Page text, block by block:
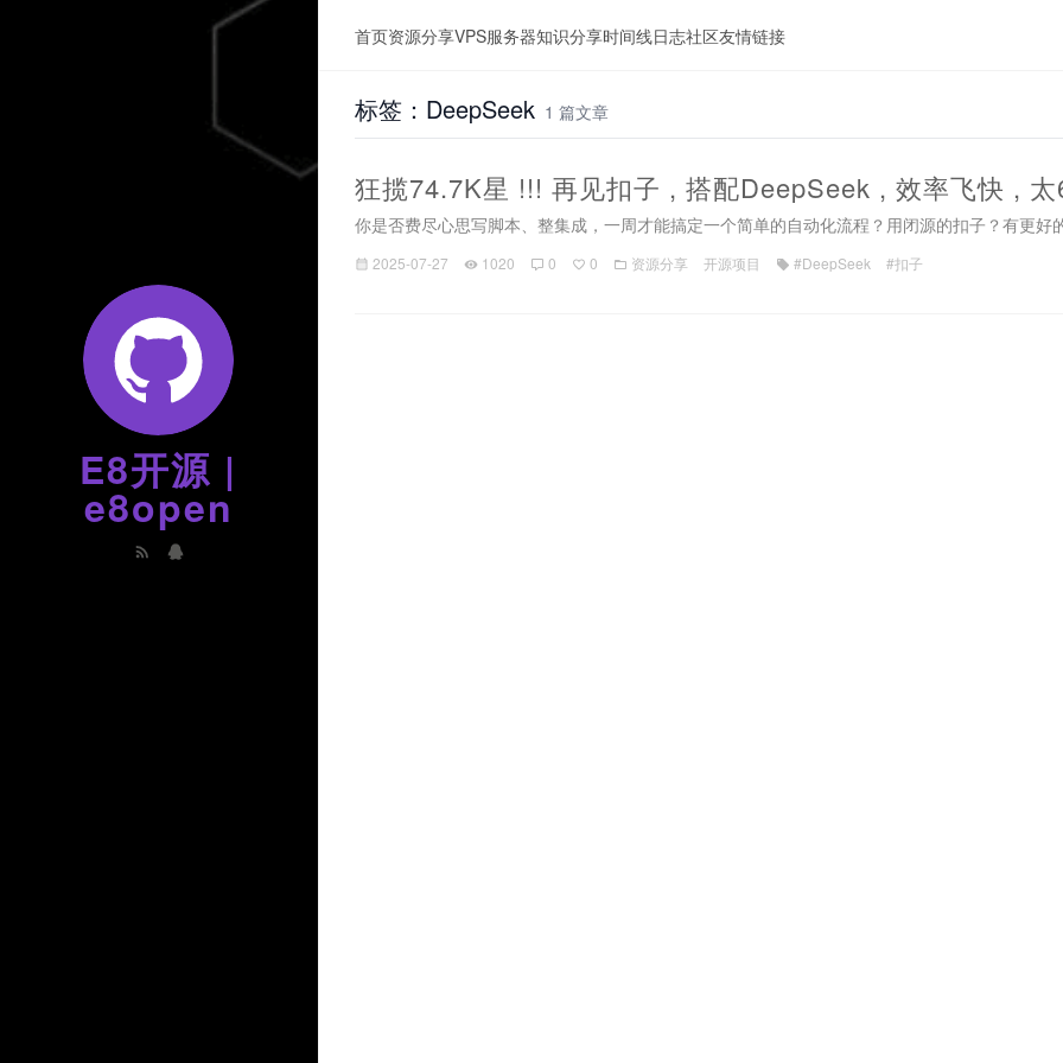
E8开源 |
e8open
首页资源分享VPS服务器知识分享时间线日志社区友情链接
标签：DeepSeek 1 篇文章
狂揽74.7K星 !!! 再见扣子 , 搭配DeepSeek , 效率飞快 , 太
你是否费尽心思写脚本、整集成，一周才能搞定一个简单的自动化流程？用闭源的扣子？有更好
2025-07-27 1020 0 0 资源分享 开源项目 #DeepSeek #扣子